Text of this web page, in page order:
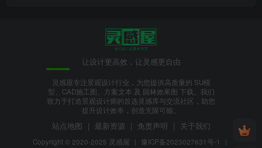
夜景鸟瞰.jpg
让设计更高效，让灵感更自由
灵感屋专注景观设计行业，为您提供高质量的 SU模
型、CAD施工图、方案文本 及 园林效果图 下载。我们
致力于打造景观设计师的首选灵感库与交流社区，助您
提升设计效率，创造无限可能。
站点地图 | 最新资源 | 免责声明 | 关于我们
Copyright © 2020-2025 灵感屋 | 豫ICP备2023027631号-1
|